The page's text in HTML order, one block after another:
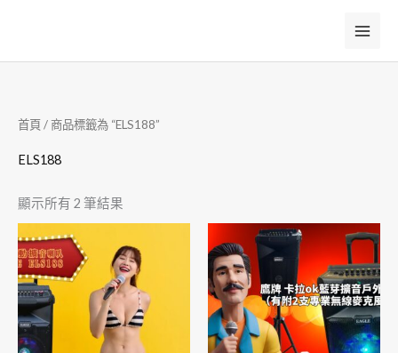
主
首頁/ 商品標籤為 “ELS188”
ELS188
顯示所有 2 筆結果